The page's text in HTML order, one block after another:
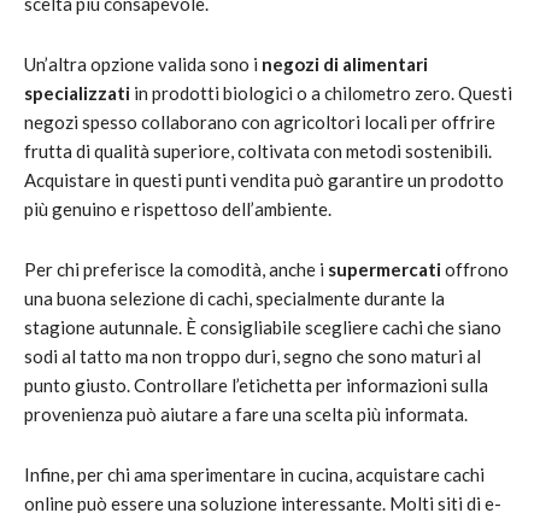
Un’altra opzione valida sono i negozi di alimentari
specializzati in prodotti biologici o a chilometro zero. Questi
negozi spesso collaborano con agricoltori locali per offrire
frutta di qualità superiore, coltivata con metodi sostenibili.
Acquistare in questi punti vendita può garantire un prodotto
più genuino e rispettoso dell’ambiente.
Per chi preferisce la comodità, anche i supermercatioffrono
una buona selezione di cachi, specialmente durante la
stagione autunnale. È consigliabile scegliere cachi che siano
sodi al tatto ma non troppo duri, segno che sono maturi al
punto giusto. Controllare l’etichetta per informazioni sulla
provenienza può aiutare a fare una scelta più informata.
Infine, per chi ama sperimentare in cucina, acquistare cachi
online può essere una soluzione interessante. Molti siti di e-